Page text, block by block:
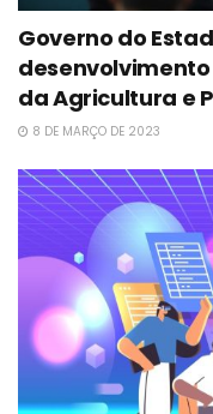
Governo do
da Agricultura e
8 DE MARÇO DE 2023